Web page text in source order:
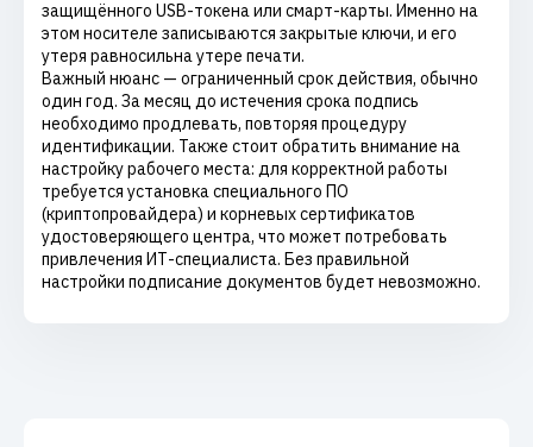
защищённого USB-токена или смарт-карты. Именно на
этом носителе записываются закрытые ключи, и его
утеря равносильна утере печати.
Важный нюанс — ограниченный срок действия, обычно
один год. За месяц до истечения срока подпись
необходимо продлевать, повторяя процедуру
идентификации. Также стоит обратить внимание на
настройку рабочего места: для корректной работы
требуется установка специального ПО
(криптопровайдера) и корневых сертификатов
удостоверяющего центра, что может потребовать
привлечения ИТ-специалиста. Без правильной
настройки подписание документов будет невозможно.